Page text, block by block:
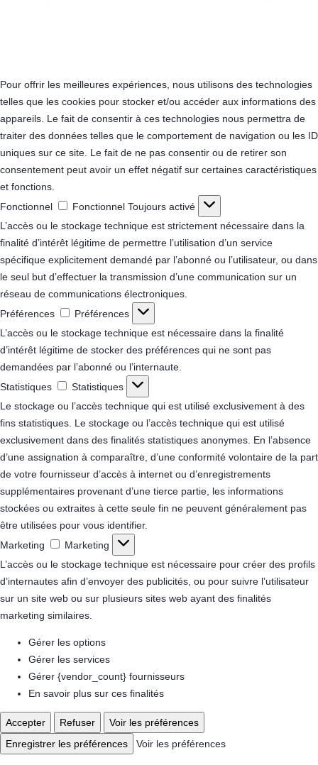
Pour offrir les meilleures expériences, nous utilisons des technologies
telles que les cookies pour stocker et/ou accéder aux informations des
appareils. Le fait de consentir à ces technologies nous permettra de
traiter des données telles que le comportement de navigation ou les ID
uniques sur ce site. Le fait de ne pas consentir ou de retirer son
consentement peut avoir un effet négatif sur certaines caractéristiques
et fonctions.
Fonctionnel
Fonctionnel Toujours activé
L’accès ou le stockage technique est strictement nécessaire dans la
finalité d’intérêt légitime de permettre l’utilisation d’un service
spécifique explicitement demandé par l’abonné ou l’utilisateur, ou dans
le seul but d’effectuer la transmission d’une communication sur un
réseau de communications électroniques.
Préférences
Préférences
L’accès ou le stockage technique est nécessaire dans la finalité
d’intérêt légitime de stocker des préférences qui ne sont pas
demandées par l’abonné ou l’internaute.
Statistiques
Statistiques
Le stockage ou l’accès technique qui est utilisé exclusivement à des
fins statistiques. Le stockage ou l’accès technique qui est utilisé
exclusivement dans des finalités statistiques anonymes. En l’absence
d’une assignation à comparaître, d’une conformité volontaire de la part
de votre fournisseur d’accès à internet ou d’enregistrements
supplémentaires provenant d’une tierce partie, les informations
stockées ou extraites à cette seule fin ne peuvent généralement pas
être utilisées pour vous identifier.
Marketing
Marketing
L’accès ou le stockage technique est nécessaire pour créer des profils
d’internautes afin d’envoyer des publicités, ou pour suivre l’utilisateur
sur un site web ou sur plusieurs sites web ayant des finalités
marketing similaires.
Gérer les options
Gérer les services
Gérer {vendor_count} fournisseurs
En savoir plus sur ces finalités
Accepter Refuser
Voir les préférences
Enregistrer les préférences
Voir les préférences